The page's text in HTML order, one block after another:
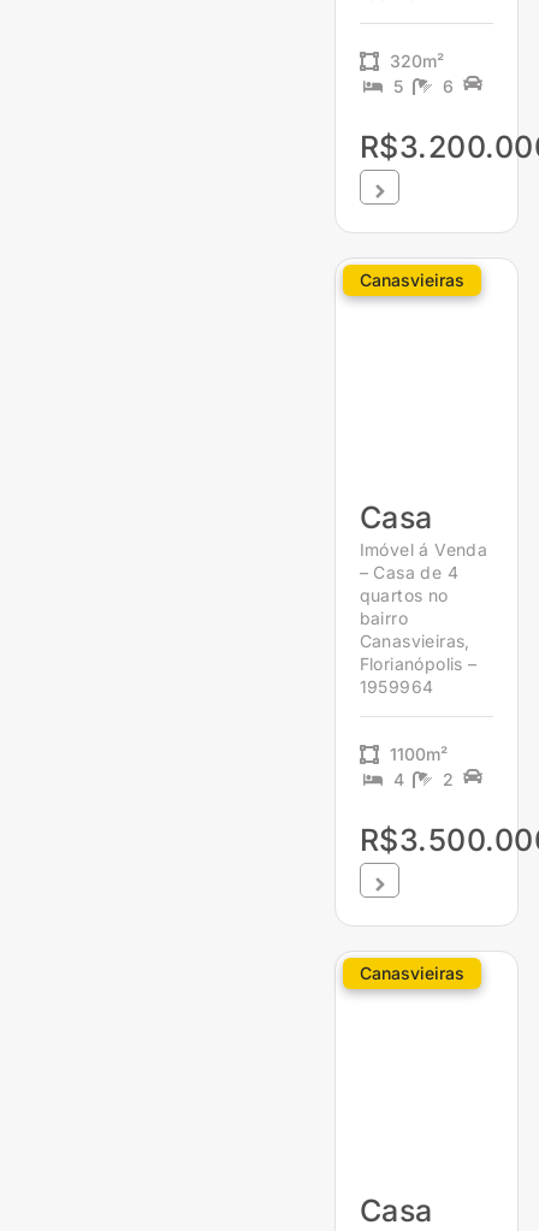
320m²
5
6
Canasvieiras
Casa
Imóvel á Venda
– Casa de 4
quartos no
bairro
Canasvieiras,
Florianópolis –
1959964
1100m²
4
2
Canasvieiras
Casa